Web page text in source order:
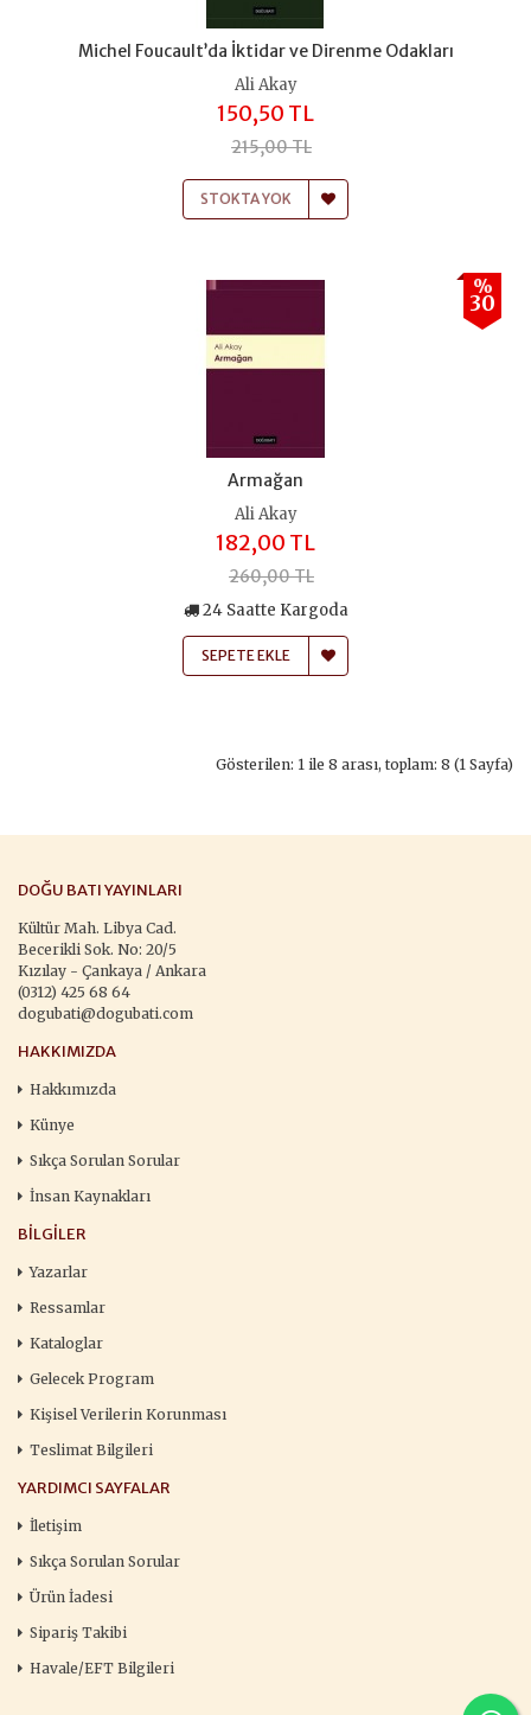
Michel Foucault’da İktidar ve Direnme Odakları
Ali Akay
150,50 TL
215,00 TL
STOKTA YOK
%
30
Armağan
Ali Akay
182,00 TL
260,00 TL
24 Saatte Kargoda
SEPETE EKLE
Gösterilen: 1 ile 8 arası, toplam: 8 (1 Sayfa)
DOĞU BATI YAYINLARI
Kültür Mah. Libya Cad.
Becerikli Sok. No: 20/5
Kızılay - Çankaya / Ankara
(0312) 425 68 64
dogubati@dogubati.com
HAKKIMIZDA
Hakkımızda
Künye
Sıkça Sorulan Sorular
İnsan Kaynakları
BILGILER
Yazarlar
Ressamlar
Kataloglar
Gelecek Program
Kişisel Verilerin Korunması
Teslimat Bilgileri
YARDIMCI SAYFALAR
İletişim
Sıkça Sorulan Sorular
Ürün İadesi
Sipariş Takibi
Havale/EFT Bilgileri